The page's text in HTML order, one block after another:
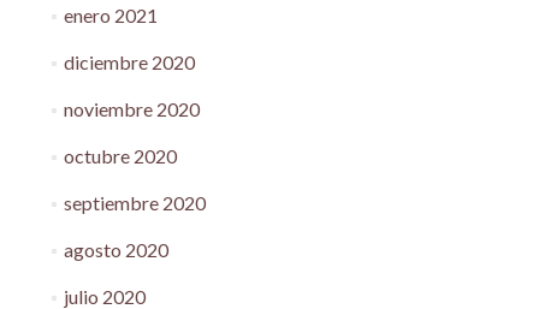
enero 2021
diciembre 2020
noviembre 2020
octubre 2020
septiembre 2020
agosto 2020
julio 2020